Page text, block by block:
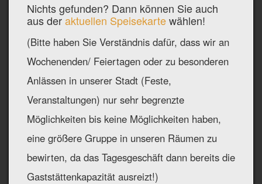
Nichts gefunden? Dann können Sie auch
aus deraktuellen Speisekartewählen!
(Bitte haben Sie Verständnis dafür, dass wir an
Wochenenden/ Feiertagen oder zu besonderen
Anlässen in unserer Stadt (Feste,
Veranstaltungen) nur sehr begrenzte
Möglichkeiten bis keine Möglichkeiten haben,
eine größere Gruppe in unseren Räumen zu
bewirten, da das Tagesgeschäft dann bereits die
Gaststättenkapazität ausreizt!)